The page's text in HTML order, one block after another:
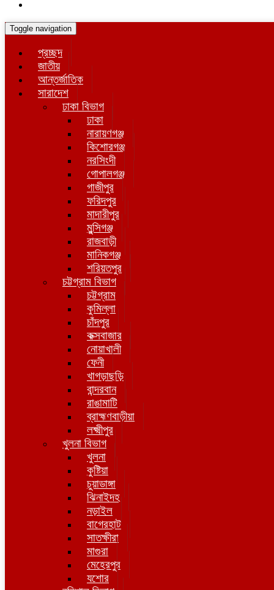
Toggle navigation
প্রচ্ছদ
জাতীয়
আন্তর্জাতিক
সারাদেশ
ঢাকা বিভাগ
ঢাকা
নারায়ণগঞ্জ
কিশোরগঞ্জ
নরসিংদী
গোপালগঞ্জ
গাজীপুর
ফরিদপুর
মাদারীপুর
মুন্সিগঞ্জ
রাজবাড়ী
মানিকগঞ্জ
শরিয়তপুর
চট্টগ্রাম বিভাগ
চট্টগ্রাম
কুমিল্লা
চাঁদপুর
কক্সবাজার
নোয়াখালী
ফেনী
খাগড়াছড়ি
বান্দরবান
রাঙামাটি
ব্রাহ্মণবাড়ীয়া
লক্ষ্মীপুর
খুলনা বিভাগ
খুলনা
কুষ্টিয়া
চুয়াডাঙ্গা
ঝিনাইদহ
নড়াইল
বাগেরহাট
সাতক্ষীরা
মাগুরা
মেহেরপুর
যশোর